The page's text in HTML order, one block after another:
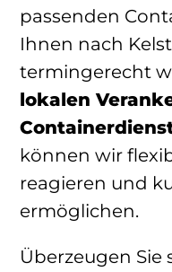
passenden
Ihnen nach
termingerecht
lokalen
können wir
reagieren und
ermöglichen.
Überzeugen Sie